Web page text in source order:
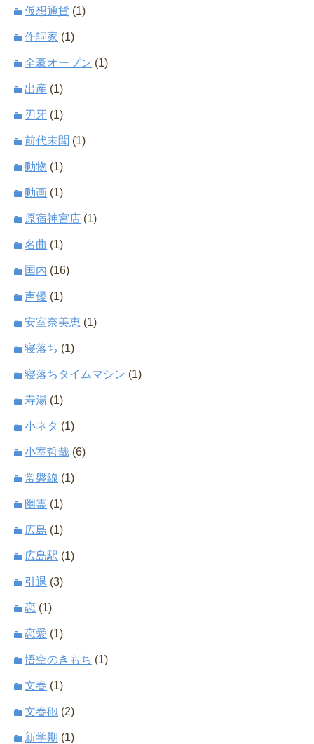
仮想通貨 (1)
作詞家 (1)
全豪オープン (1)
出産 (1)
刃牙 (1)
前代未聞 (1)
動物 (1)
動画 (1)
原宿神宮店 (1)
名曲 (1)
国内 (16)
声優 (1)
安室奈美恵 (1)
寝落ち (1)
寝落ちタイムマシン (1)
寿湯 (1)
小ネタ (1)
小室哲哉 (6)
常磐線 (1)
幽霊 (1)
広島 (1)
広島駅 (1)
引退 (3)
恋 (1)
恋愛 (1)
悟空のきもち (1)
文春 (1)
文春砲 (2)
新学期 (1)